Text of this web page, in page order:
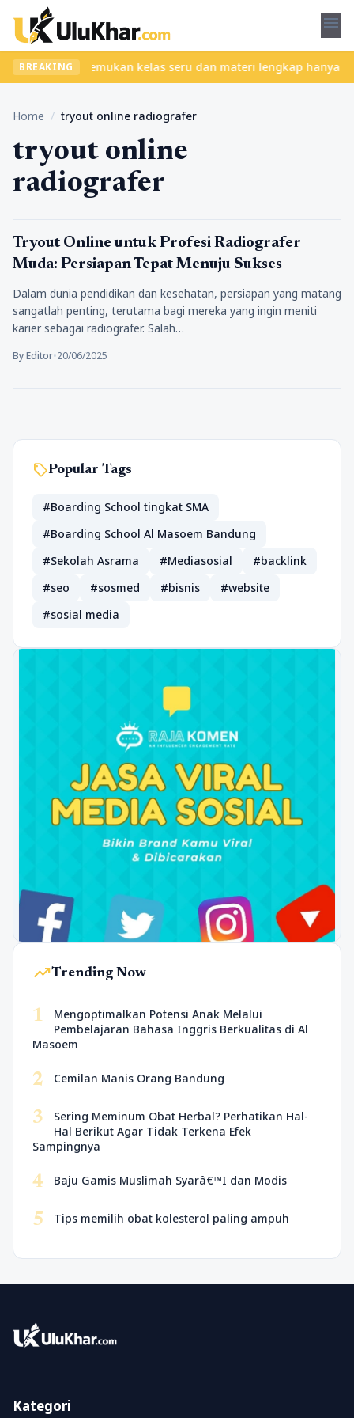
menu
BREAKING
ribet? Temukan kelas seru dan materi lengkap hanya di
Home / tryout online radiografer
tryout online
radiografer
Pendidikan
Tryout Online untuk Profesi Radiografer
Muda: Persiapan Tepat Menuju Sukses
Dalam dunia pendidikan dan kesehatan, persiapan yang matang
sangatlah penting, terutama bagi mereka yang ingin meniti
karier sebagai radiografer. Salah…
By Editor•20/06/2025
sellPopular Tags
#Boarding School tingkat SMA
#Boarding School Al Masoem Bandung
#Sekolah Asrama
#Mediasosial
#backlink
#seo
#sosmed #bisnis
#website
#sosial media
trending_upTrending Now
1
Mengoptimalkan Potensi Anak Melalui
Pembelajaran Bahasa Inggris Berkualitas di Al
Masoem
2 Cemilan Manis Orang Bandung
3
Sering Meminum Obat Herbal? Perhatikan Hal-
Hal Berikut Agar Tidak Terkena Efek
Sampingnya
4 Baju Gamis Muslimah Syarâ€™I dan Modis
5 Tips memilih obat kolesterol paling ampuh
Kategori